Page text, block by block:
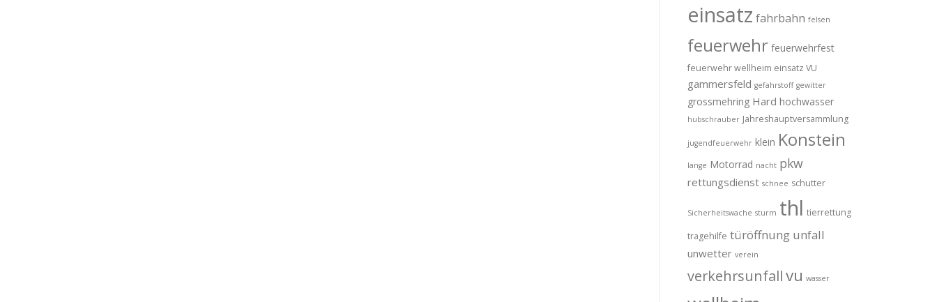
einsatz fahrbahn felsen
feuerwehr feuerwehrfest
feuerwehr wellheim einsatz VU
gammersfeld gefahrstoff gewitter
grossmehring Hard hochwasser
hubschrauber Jahreshauptversammlung
jugendfeuerwehr klein Konstein
lange Motorrad nacht pkw
rettungsdienst schnee schutter
Sicherheitswache sturm thl tierrettung
tragehilfe türöffnung unfall
unwetter verein
verkehrsunfallvu wasser